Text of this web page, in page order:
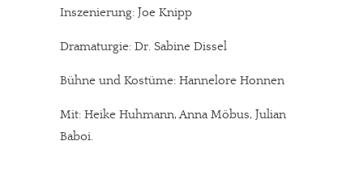
Inszenierung: Joe Knipp
Dramaturgie: Dr. Sabine Dissel
Bühne und Kostüme: Hannelore Honnen
Mit: Heike Huhmann, Anna Möbus, Julian
Baboi.